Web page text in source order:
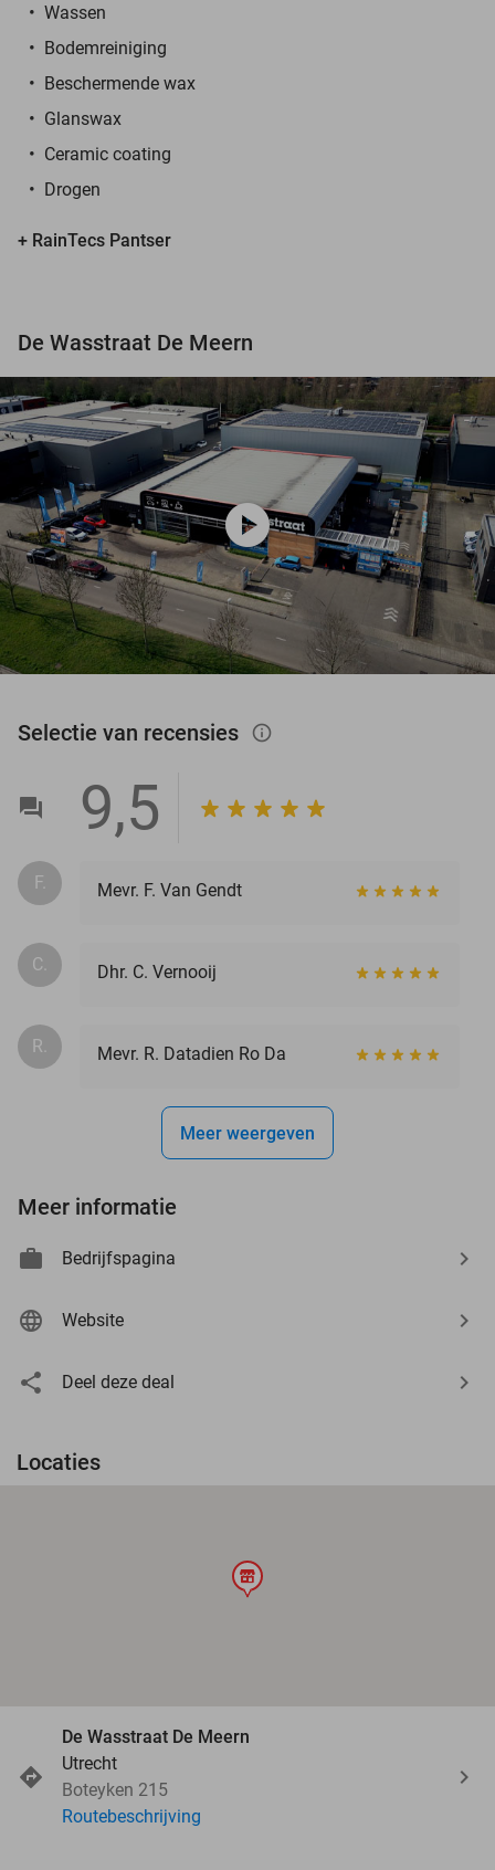
Wassen
Bodemreiniging
Beschermende wax
Glanswax
Ceramic coating
Drogen
+ RainTecs Pantser
De Wasstraat De Meern
play_circle
Selectie van recensies info_outlined
9,5
F. Mevr. F. Van Gendt
C. Dhr. C. Vernooij
R. Mevr. R. Datadien Ro Da
Meer weergeven
Meer informatie
Bedrijfspagina
Website
Deel deze deal
Locaties
store
De Wasstraat De Meern
Utrecht
Boteyken 215
Routebeschrijving